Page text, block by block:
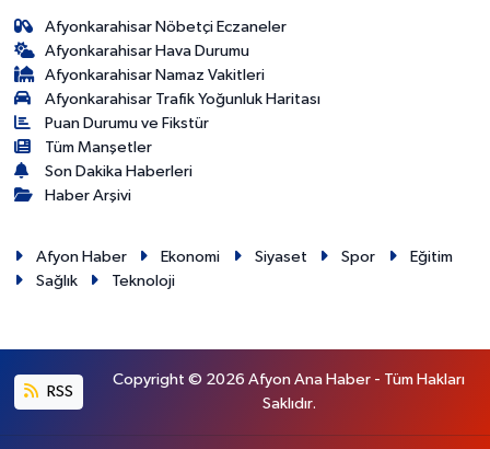
Afyonkarahisar Nöbetçi Eczaneler
Afyonkarahisar Hava Durumu
Afyonkarahisar Namaz Vakitleri
Afyonkarahisar Trafik Yoğunluk Haritası
Puan Durumu ve Fikstür
Tüm Manşetler
Son Dakika Haberleri
Haber Arşivi
Afyon Haber Ekonomi Siyaset Spor
Eğitim
Sağlık
Teknoloji
RSS
Copyright © 2026 Afyon Ana Haber - Tüm Hakları
Saklıdır.